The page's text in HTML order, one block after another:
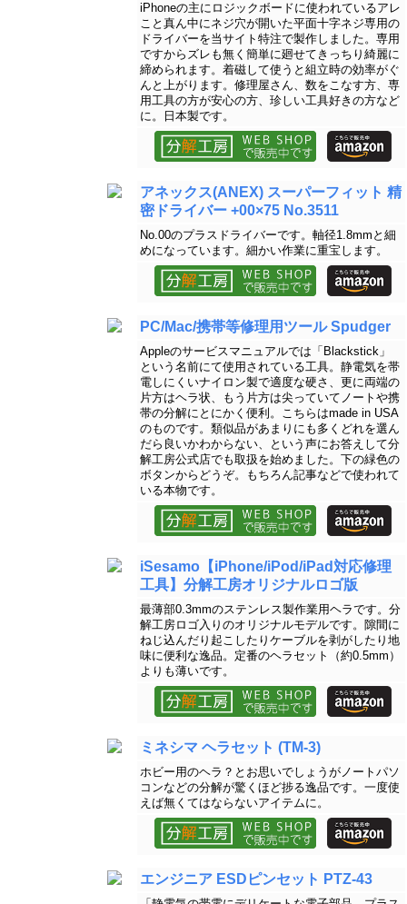
iPhoneの主にロジックボードに使われているアレ
こと真ん中にネジ穴が開いた平面十字ネジ専用の
ドライバーを当サイト特注で製作しました。専用
ですからズレも無く簡単に廻せてきっちり綺麗に
締められます。着磁して使うと組立時の効率がぐ
んと上がります。修理屋さん、数をこなす方、専
用工具の方が安心の方、珍しい工具好きの方など
に。日本製です。
アネックス(ANEX) スーパーフィット 精
密ドライバー +00×75 No.3511
No.00のプラスドライバーです。軸径1.8mmと細
めになっています。細かい作業に重宝します。
PC/Mac/携帯等修理用ツール Spudger
Appleのサービスマニュアルでは「Blackstick」
という名前にて使用されている工具。静電気を帯
電しにくいナイロン製で適度な硬さ、更に両端の
片方はヘラ状、もう片方は尖っていてノートや携
帯の分解にとにかく便利。こちらはmade in USA
のものです。類似品があまりにも多くどれを選ん
だら良いかわからない、という声にお答えして分
解工房公式店でも取扱を始めました。下の緑色の
ボタンからどうぞ。もちろん記事などで使われて
いる本物です。
iSesamo【iPhone/iPod/iPad対応修理
工具】分解工房オリジナルロゴ版
最薄部0.3mmのステンレス製作業用ヘラです。分
解工房ロゴ入りのオリジナルモデルです。隙間に
ねじ込んだり起こしたりケーブルを剥がしたり地
味に便利な逸品。定番のヘラセット（約0.5mm）
よりも薄いです。
ミネシマ ヘラセット (TM-3)
ホビー用のヘラ？とお思いでしょうがノートパソ
コンなどの分解が驚くほど捗る逸品です。一度使
えば無くてはならないアイテムに。
エンジニア ESDピンセット PTZ-43